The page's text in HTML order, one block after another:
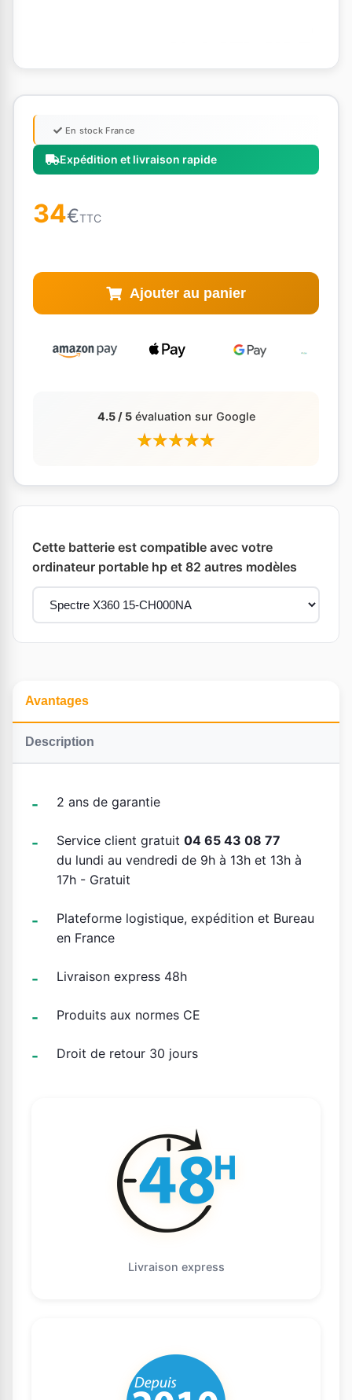
Expédition et livraison rapide
En stock France
34€TTC
Ajouter au panier
4.5 / 5évaluation sur Google
Cette batterie est compatible avec votre
ordinateur portable hp et 82 autres modèles
Avantages
Description
2 ans de garantie
Service client gratuit 04 65 43 08 77
du lundi au vendredi de 9h à 13h et 13h à
17h - Gratuit
Plateforme logistique, expédition et Bureau
en France
Livraison express 48h
Produits aux normes CE
Droit de retour 30 jours
Livraison express